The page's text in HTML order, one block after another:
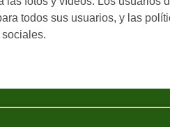
todos sus usuarios, y las